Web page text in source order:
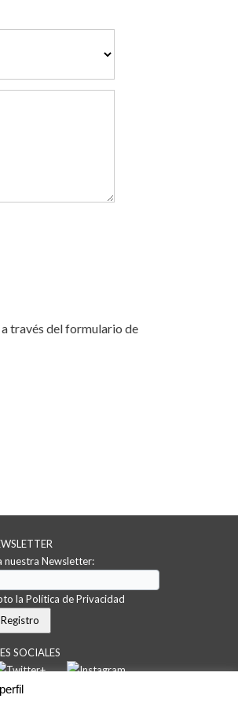
través del formulario de
nuestra Newsletter:
la Política de Privacidad
SOCIALES